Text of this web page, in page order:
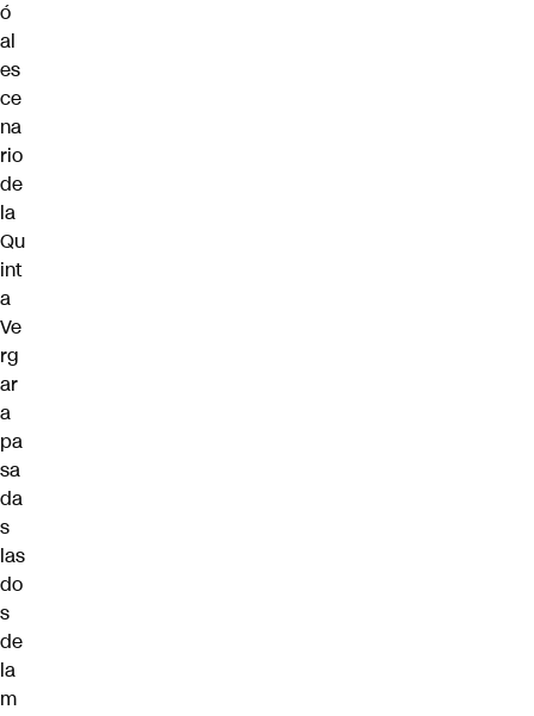
ó
al
es
ce
na
rio
de
la
Qu
int
a
Ve
rg
ar
a
pa
sa
da
s
las
do
s
de
la
m